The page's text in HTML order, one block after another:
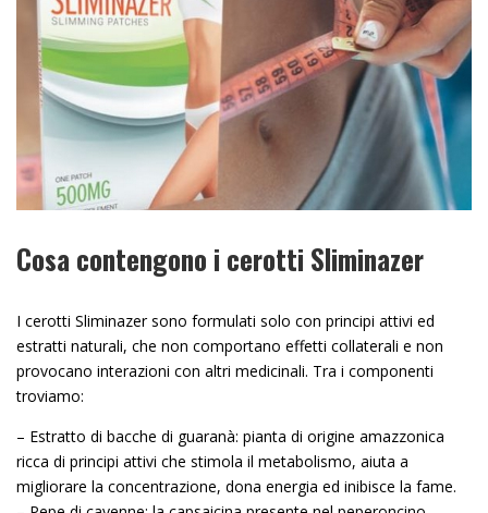
Cosa contengono i cerotti Sliminazer
I cerotti Sliminazer sono formulati solo con principi attivi ed
estratti naturali, che non comportano effetti collaterali e non
provocano interazioni con altri medicinali. Tra i componenti
troviamo:
– Estratto di bacche di guaranà: pianta di origine amazzonica
ricca di principi attivi che stimola il metabolismo, aiuta a
migliorare la concentrazione, dona energia ed inibisce la fame.